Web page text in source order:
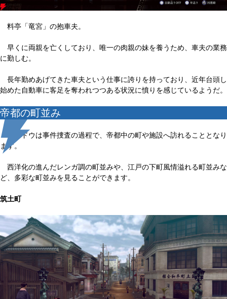
料亭「竜宮」の抱車夫。
早くに両親を亡くしており、唯一の肉親の妹を養うため、車夫の業務
に勤しむ。
長年勤めあげてきた車夫という仕事に誇りを持っており、近年台頭し
始めた自動車に客足を奪われつつある状況に憤りを感じているようだ。
帝都の町並み
ライドウは事件捜査の過程で、帝都中の町や施設へ訪れることとなり
ます。
西洋化の進んだレンガ調の町並みや、江戸の下町風情溢れる町並みな
ど、多彩な町並みを見ることができます。
筑土町